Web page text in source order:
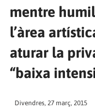
mentre
l’àrea
aturar la
“baixa
Divendres, 27 març, 2015